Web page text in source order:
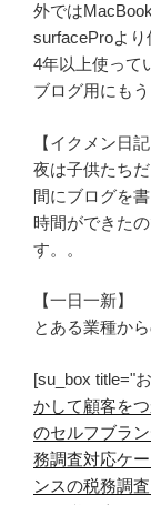
外では
surfaceProより
4年以上使って
ブログ用にも
【イクメン日記
夜は子供たち
間にブログを
時間ができた
す。。
【一日一新】
とある業種か
[su_box title="
かして顧客を
のセルフブラ
務調査対応ケ
ンスの税務調